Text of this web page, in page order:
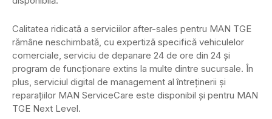
Calitatea ridicată a serviciilor after-sales pentru MAN TGE
rămâne neschimbată, cu expertiză specifică vehiculelor
comerciale, serviciu de depanare 24 de ore din 24 și
program de funcționare extins la multe dintre sucursale. În
plus, serviciul digital de management al întreținerii și
reparațiilor MAN ServiceCare este disponibil și pentru MAN
TGE Next Level.